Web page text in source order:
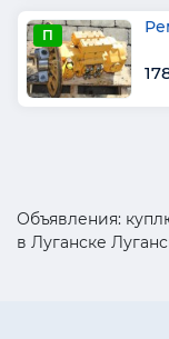
П
Объявления:
в Луганске